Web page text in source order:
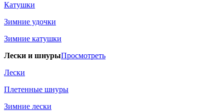
Катушки
Зимние удочки
Зимние катушки
Лески и шнурыПросмотреть
Лески
Плетенные шнуры
Зимние лески